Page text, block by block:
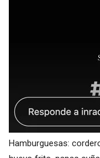
Hamburguesas: